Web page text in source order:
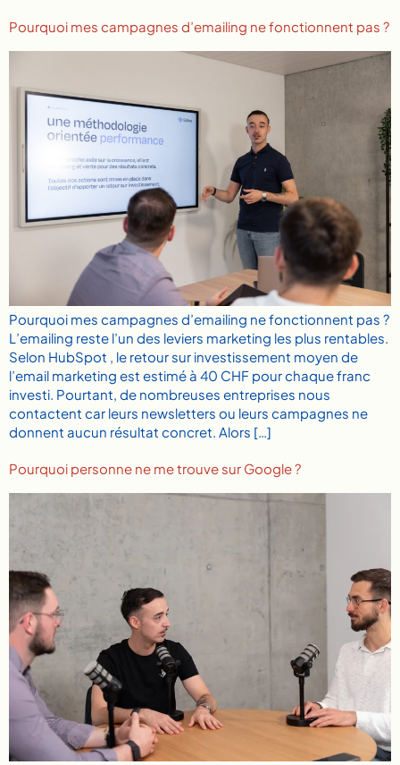
Pourquoi mes campagnes d’emailing ne fonctionnent pas ?
Pourquoi mes campagnes d’emailing ne fonctionnent pas ?
L’emailing reste l’un des leviers marketing les plus rentables.
Selon HubSpot , le retour sur investissement moyen de
l’email marketing est estimé à 40 CHF pour chaque franc
investi. Pourtant, de nombreuses entreprises nous
contactent car leurs newsletters ou leurs campagnes ne
donnent aucun résultat concret. Alors […]
​Pourquoi personne ne me trouve sur Google ?